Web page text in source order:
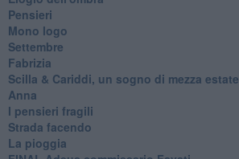
Pensieri
Mono logo
Settembre
Fabrizia
​Scilla & Cariddi, un sogno di mezza estate
Anna
I pensieri fragili
Strada facendo
La pioggia